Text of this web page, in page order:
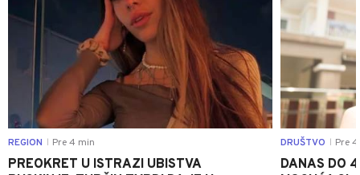
REGION Pre 4 min
PREOKRET U ISTRAZI UBISTVA
DRUŠTVO Pre
DANAS DO